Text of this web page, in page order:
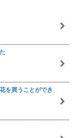
を買うことができ